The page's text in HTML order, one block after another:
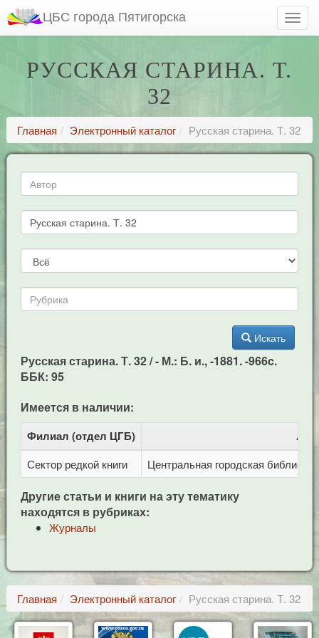
ЦБС города Пятигорска
РУССКАЯ СТАРИНА. Т.
32
Главная Электронный каталог Русская старина. Т. 32
Искать
Русская старина. Т. 32 / - М.: Б. и., -1881. -966c.
ББК: 95
Имеется в наличии:
Филиал (отдел ЦГБ)
Сектор редкой книги Центральная городская
Другие статьи и книги на эту тематику
находятся в рубриках:
Журналы
Главная Электронный каталог Русская старина. Т. 32